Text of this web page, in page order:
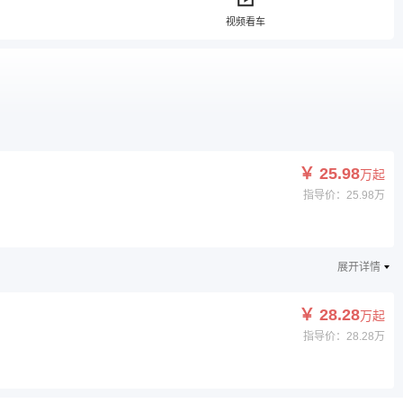
视频看车
￥ 25.98万起
指导价：25.98万
展开详情
￥ 28.28万起
指导价：28.28万